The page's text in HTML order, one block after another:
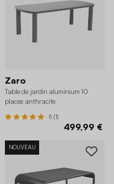
Zaro
Table de jardin aluminium 10
places anthracite
5 (1)
499,99 €
NOUVEAU